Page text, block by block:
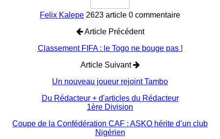
Felix Kalepe 2623 article 0 commentaire
Article Précédent
Classement FIFA : le Togo ne bouge pas !
Article Suivant
Un nouveau joueur rejoint Tambo
Du Rédacteur + d'articles du Rédacteur
1ère Division
Coupe de la Confédération CAF : ASKO hérite d’un club
Nigérien